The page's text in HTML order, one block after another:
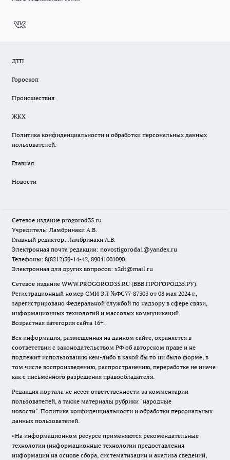
ДТП
Гороскоп
Происшествия
ЖКХ
Политика конфиденциальности и обработки персональных данных
пользователей.
Главная
Новости
Сетевое издание progorod35.ru
Учредитель: Ламбринаки А.В.
Главный редактор: Ламбринаки А.В.
Электронная почта редакции: novostigoroda1@yandex.ru
Телефоны: 8(8212)39-14-42, 89041001090
Электронная для других вопросов: x2dt@mail.ru
Сетевое издание WWW.PROGOROD35.RU (ВВВ.ПРОГОРОД35.РУ).
Регистрационный номер СМИ ЭЛ №ФС77-87303 от 08 мая 2024 г.,
зарегистрировано Федеральной службой по надзору в сфере связи,
информационных технологий и массовых коммуникаций.
Возрастная категория сайта 16+.
Вся информация, размещенная на данном сайте, охраняется в
соответствии с законодательством РФ об авторском праве и не
подлежит использованию кем-либо в какой бы то ни было форме, в
том числе воспроизведению, распространению, переработке не иначе
как с письменного разрешения правообладателя.
Редакция портала не несет ответственности за комментарии
пользователей, а также материалы рубрики "народные
новости". Политика конфиденциальности и обработки персональных
данных пользователей.
«На информационном ресурсе применяются рекомендательные
технологии (информационные технологии предоставления
информации на основе сбора, систематизации и анализа сведений,